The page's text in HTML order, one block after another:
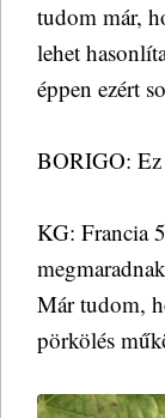
tudom már,
lehet
éppen ezért
BORIGO:
KG: Francia
Már tudom,
pörkölés